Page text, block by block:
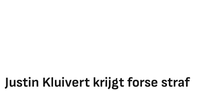
Justin Kluivert krijgt forse straf